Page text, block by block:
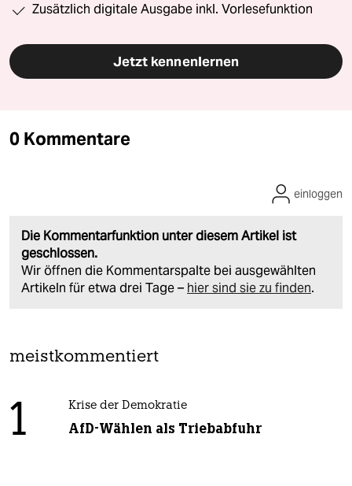
Zusätzlich digitale Ausgabe inkl. Vorlesefunktion
Jetzt kennenlernen
0 Kommentare
Die Kommentarfunktion unter diesem Artikel ist
geschlossen.
Wir öffnen die Kommentarspalte bei ausgewählten
Artikeln für etwa drei Tage – hier sind sie zu finden.
einloggen
meistkommentiert
1 Krise der Demokratie
AfD-Wählen als Triebabfuhr